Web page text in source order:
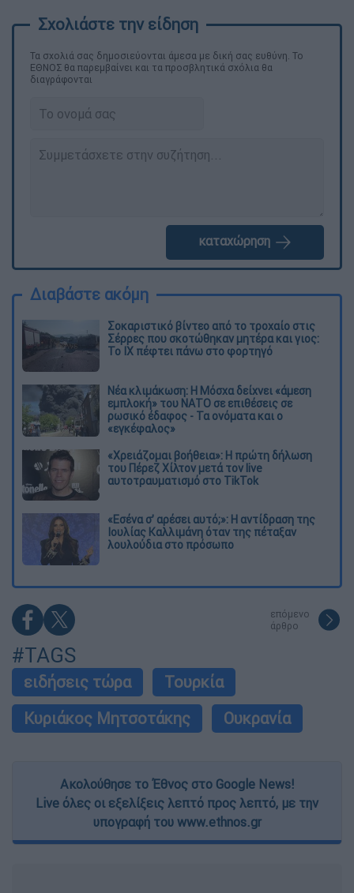
Τα σχολιά σας δημοσιεύονται άμεσα με δική σας ευθύνη. Το
ΕΘΝΟΣ θα παρεμβαίνει και τα προσβλητικά σχόλια θα
διαγράφονται
καταχώρηση
Διαβάστε ακόμη
Σοκαριστικό βίντεο από το τροχαίο στις
Σέρρες που σκοτώθηκαν μητέρα και γιος:
Το ΙΧ πέφτει πάνω στο φορτηγό
Νέα κλιμάκωση: Η Μόσχα δείχνει «άμεση
εμπλοκή» του ΝΑΤΟ σε επιθέσεις σε
ρωσικό έδαφος - Τα ονόματα και ο
«εγκέφαλος»
«Χρειάζομαι βοήθεια»: Η πρώτη δήλωση
του Πέρεζ Χίλτον μετά τον live
αυτοτραυματισμό στο TikTok
«Εσένα σ’ αρέσει αυτό;»: Η αντίδραση της
Ιουλίας Καλλιμάνη όταν της πέταξαν
λουλούδια στο πρόσωπο
επόμενο
άρθρο
#TAGS
ειδήσεις τώρα
Τουρκία
Κυριάκος Μητσοτάκης
Ουκρανία
Ακολούθησε το Έθνος στο Google News!
Live όλες οι εξελίξεις λεπτό προς λεπτό, με την
υπογραφή του www.ethnos.gr